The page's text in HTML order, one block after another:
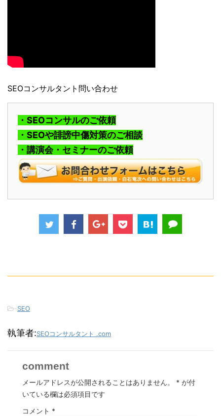
SEOコンサルタント問い合わせ
・SEOコンサルのご依頼
・SEOや誹謗中傷対策のご相談
・講演会・セミナーのご依頼
-SEO
執筆者:SEOコンサルタント .com
comment
メールアドレスが公開されることはありません。 * が付
いている欄は必須項目です
コメント *